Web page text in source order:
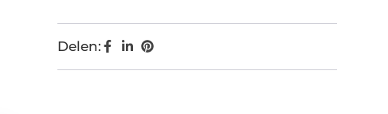
Delen: